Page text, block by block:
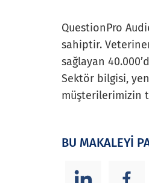
QuestionPro
sahiptir.
sağlayan
Sektör bilgisi,
müşterilerimizin
BU MAKALEYİ